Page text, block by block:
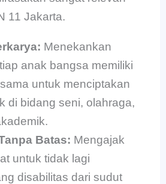
11 Jakarta.
Menekankan
anak bangsa memiliki
untuk menciptakan
di bidang seni, olahraga,
Batas: Mengajak
untuk tidak lagi
disabilitas dari sudut